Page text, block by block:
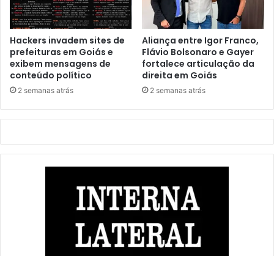
Hackers invadem sites de
prefeituras em Goiás e
exibem mensagens de
conteúdo político
2 semanas atrás
Aliança entre Igor Franco,
Flávio Bolsonaro e Gayer
fortalece articulação da
direita em Goiás
2 semanas atrás